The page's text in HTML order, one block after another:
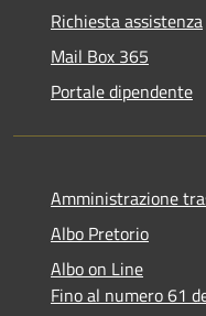
Richiesta assistenza
Mail Box 365
Portale dipendente
Amministrazione
Albo Pretorio
Albo on Line
Fino al numero 61